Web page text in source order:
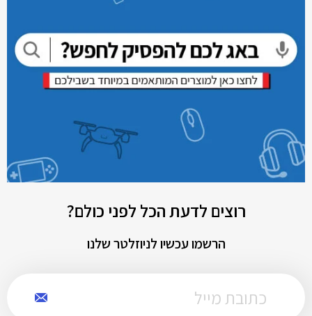
רוצים לדעת הכל לפני כולם?
הרשמו עכשיו לניוזלטר שלנו